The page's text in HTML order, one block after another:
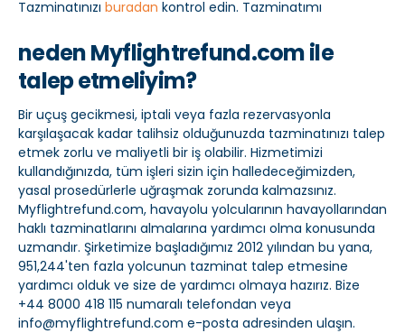
Tazminatınızı buradan kontrol edin. Tazminatımı
neden Myflightrefund.com ile
talep etmeliyim?
Bir uçuş gecikmesi, iptali veya fazla rezervasyonla
karşılaşacak kadar talihsiz olduğunuzda tazminatınızı talep
etmek zorlu ve maliyetli bir iş olabilir. Hizmetimizi
kullandığınızda, tüm işleri sizin için halledeceğimizden,
yasal prosedürlerle uğraşmak zorunda kalmazsınız.
Myflightrefund.com, havayolu yolcularının havayollarından
haklı tazminatlarını almalarına yardımcı olma konusunda
uzmandır. Şirketimize başladığımız 2012 yılından bu yana,
951,244'ten fazla yolcunun tazminat talep etmesine
yardımcı olduk ve size de yardımcı olmaya hazırız. Bize
+44 8000 418 115 numaralı telefondan veya
info@myflightrefund.com e-posta adresinden ulaşın.